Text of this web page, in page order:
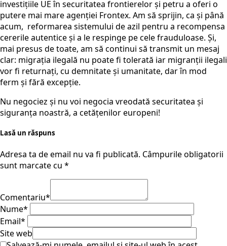
investițiile UEîn securitatea frontierelor și petru a oferi o
putere mai mare agenției Frontex. Am să sprijin, ca și până
acum, reformarea sistemului de azil pentru a recompensa
cererile autentice și a le respinge pe cele frauduloase. Și,
mai presus de toate, am să continui să transmit un mesaj
clar: migrația ilegală nu poate fi tolerată iar migranții ilegali
vor fi returnați, cu demnitate și umanitate, dar în mod
ferm și fără excepție.
Nu negociez și nu voi negocia vreodată securitatea și
siguranța noastră, a cetățenilor europeni!
Lasă un răspuns
Adresa ta de email nu va fi publicată. Câmpurile obligatorii
sunt marcate cu *
Comentariu*
Nume*
Email*
Site web